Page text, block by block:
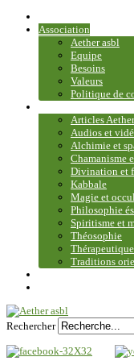
Association
Aether asbl
Equipe
Besoins
Valeurs
Politique de
Articles Aether
Audios et
Alchimie et
Chamanisme
Divination et
Kabbale
Magie et
Philosophie
Spiritisme et
Théosophie
Traditions
Rechercher